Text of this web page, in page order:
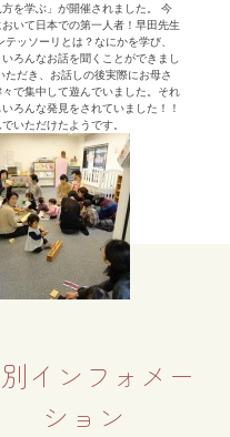
を学ぶ」が開催されました。 今
いて日本での第一人者！早田先生
ッソーリとは？なにかを学び、
ろんなお話を聞くことができまし
だき、お話しの後実際にお母さ
で集中して遊んでいました。それ
ろんな発見をされていました！！
いただけたようです。
インフォメー
ション